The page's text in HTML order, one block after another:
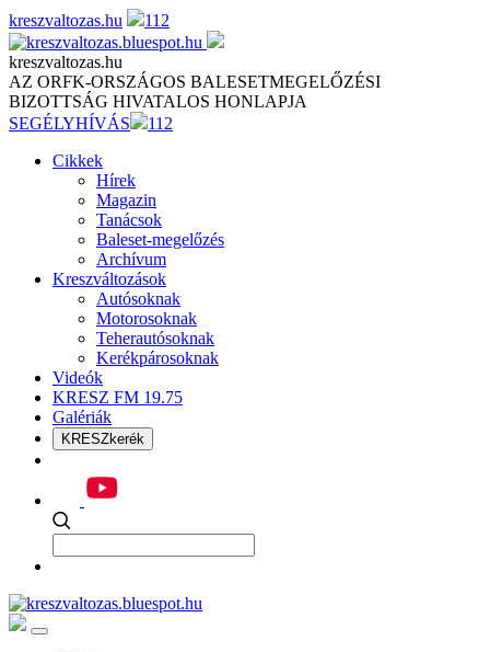
Skip
to
content
kreszvaltozas.hu 112
kreszvaltozas.hu
AZ ORFK-ORSZÁGOS BALESETMEGELŐZÉSI
BIZOTTSÁG HIVATALOS HONLAPJA
SEGÉLYHÍVÁS
112
Cikkek
Hírek
Magazin
Tanácsok
Baleset-megelőzés
Archívum
Kreszváltozások
Autósoknak
Motorosoknak
Teherautósoknak
Kerékpárosoknak
Videók
KRESZ FM 19.75
Galériák
KRESZkerék